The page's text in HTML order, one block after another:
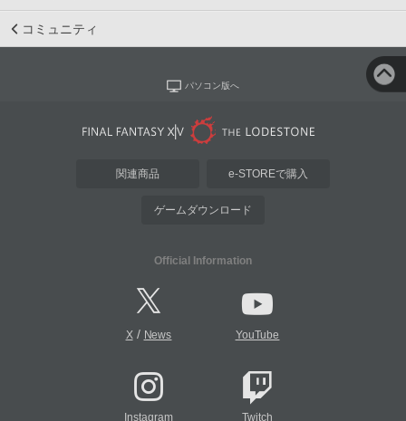
コミュニティ
パソコン版へ
関連商品 e-STOREで購入
ゲームダウンロード
Official Information
X/ News YouTube
Instagram Twitch